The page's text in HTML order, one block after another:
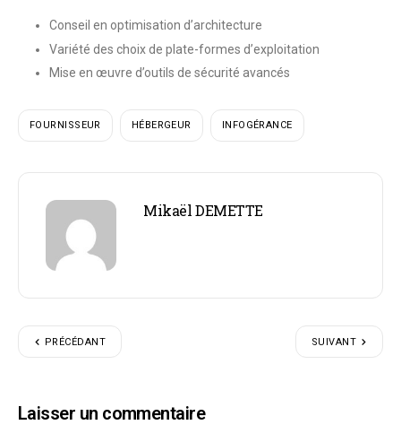
Conseil en optimisation d’architecture
Variété des choix de plate-formes d’exploitation
Mise en œuvre d’outils de sécurité avancés
FOURNISSEUR HÉBERGEUR INFOGÉRANCE
Mikaël DEMETTE
PRÉCÉDANT SUIVANT
Laisser un commentaire